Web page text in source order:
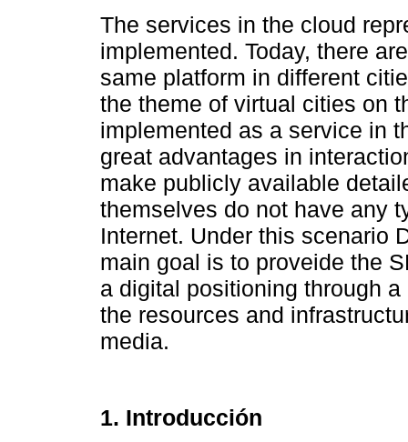
The services in the cloud
implemented. Today, there
same platform in different
the theme of virtual cities on
implemented as a service in
great advantages in
make publicly available
themselves do not have any
Internet. Under this scenario
main goal is to proveide the
a digital positioning through
the resources and
media.
1. Introducción